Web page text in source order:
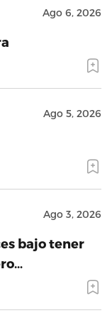
Ago 6, 2026
Ago 5, 2026
Ago 3, 2026
bajo tener